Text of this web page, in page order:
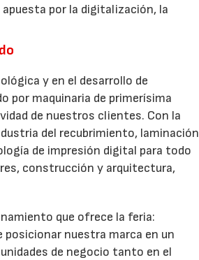
por la digitalización, la
y en el desarrollo de
por maquinaria de primerísima
de nuestros clientes. Con la
del recubrimiento, laminación
de impresión digital para todo
construcción y arquitectura,
que ofrece la feria:
posicionar nuestra marca en un
de negocio tanto en el